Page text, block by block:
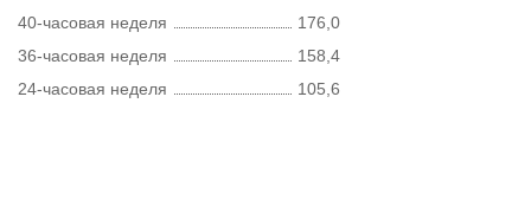
40-часовая неделя
176,0
36-часовая неделя
158,4
24-часовая неделя
105,6